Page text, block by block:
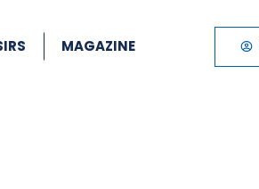
MAGAZINE